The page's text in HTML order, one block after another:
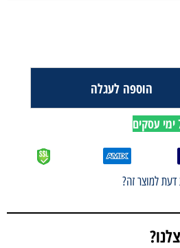
הוספה לעגלה
למוצר זה?